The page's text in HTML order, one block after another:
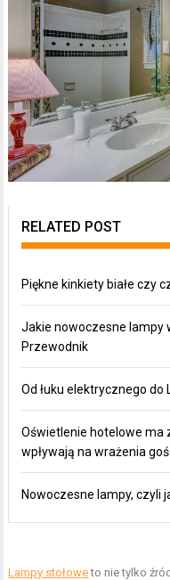
RELATED POST
Piękne kinkiety białe czy
Jakie nowoczesne lampy
Przewodnik
Od łuku elektrycznego do
Oświetlenie hotelowe ma
wpływają na wrażenia
Nowoczesne lampy, czyli
Lampy stołoweto nie tylko